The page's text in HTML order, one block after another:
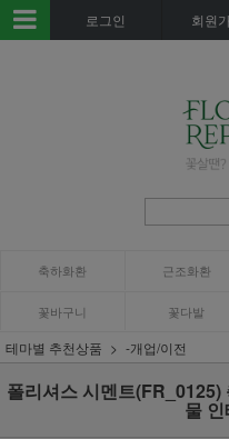
로그인 회원
축하화환 근조화환
꽃바구니 꽃다발
테마별 추천상품 -개업/이전
폴리셔스 시멘트
물